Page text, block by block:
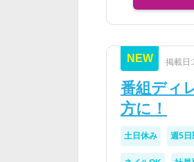
NEW 掲載日
番組ディ
方に！
土日休み 週5日